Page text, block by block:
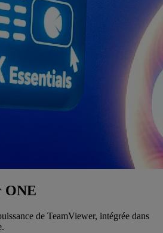
ONE
de TeamViewer, intégrée dans